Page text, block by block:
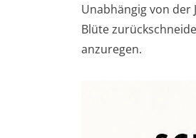
Unabhängig von der
Blüte
anzuregen.